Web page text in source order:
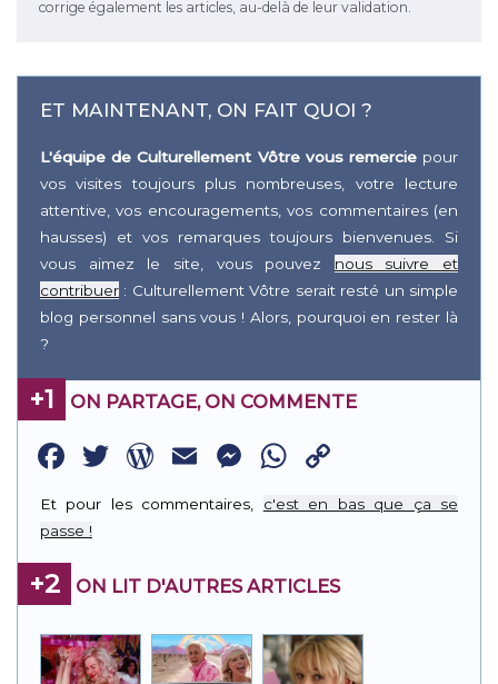
corrige également les articles, au-delà de leur validation.
ET MAINTENANT, ON FAIT QUOI ?
L'équipe de Culturellement Vôtre vous remerciepour
vos visites toujours plus nombreuses, votre lecture
attentive, vos encouragements, vos commentaires (en
hausses) et vos remarques toujours bienvenues. Si
vous aimez le site, vous pouvez nous suivre et
contribuer : Culturellement Vôtre serait resté un simple
blog personnel sans vous ! Alors, pourquoi en rester là
?
+1 ON PARTAGE, ON COMMENTE
Facebook
Twitter
WordPress
EmailMessenger
WhatsApp
Link
Et pour les commentaires, c'est en bas que ça se
passe !
+2 ON LIT D'AUTRES ARTICLES